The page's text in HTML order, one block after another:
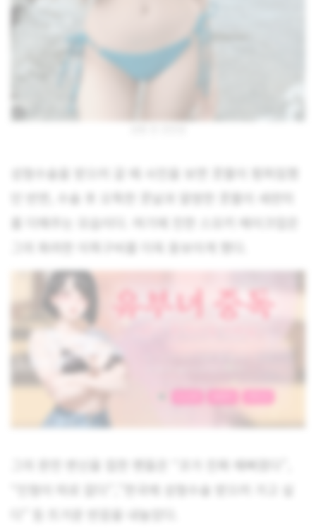
성형수술을 받으러 갈 때 사진을 보면 콧볼이 펑퍼짐했
던 반면, 수술 후 오뚝한 콧날과 얄쌍한 콧볼이 세련미
를 더해주는 모습이다. 여기에 진한 스모키 메이크업은
그의 화려한 이목구비를 더욱 돋보이게 했다.
그의 완전 변신을 접한 팬들은 “코가 진짜 예뻐졌다”,
“인형이 따로 없다”,”한국에 성형수술 받으러 가고 싶
다” 등 뜨거운 반응을 내놓았다.